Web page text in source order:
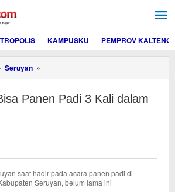
KAMPUSKU PEMPROV KALTENG
Seruyan »
Petani
Panen
Panen Padi 3 Kali dalam
saat hadir pada acara panen padi di
Seruyan, belum lama ini